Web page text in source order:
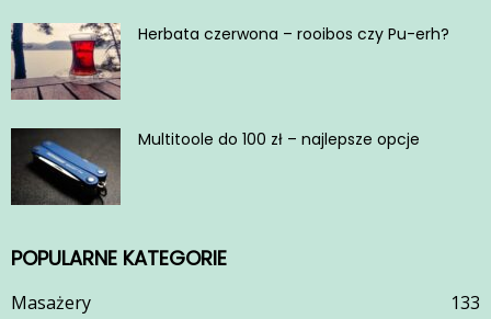
Herbata czerwona – rooibos czy Pu-erh?
Multitoole do 100 zł – najlepsze opcje
POPULARNE KATEGORIE
Masażery 133